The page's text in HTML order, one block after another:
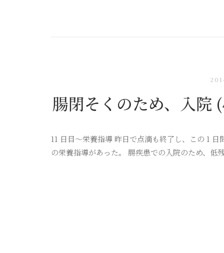
腸閉そくのため、入院
11 日目〜栄養指導 昨日で点滴も終了し、この 1
の栄養指導があった。 腸疾患での入院のため、